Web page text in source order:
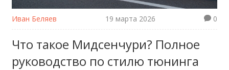
Иван Беляев 19 марта 2026 0
Что такое Мидсенчури? Полное
руководство по стилю тюнинга